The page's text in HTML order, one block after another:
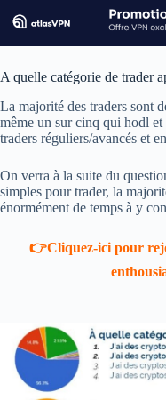
A quelle catégorie de trader
La majorité des traders sont
même un sur cinq qui hodl
traders réguliers/avancés et
On verra à la suite du
simples pour trader, la
énormément de temps à y
👉Cliquez-ici pour